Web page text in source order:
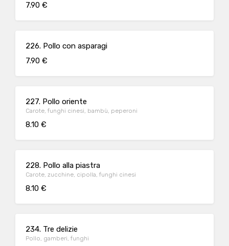
7.90 €
226. Pollo con asparagi
7.90 €
227. Pollo oriente
Carote, funghi cinesi, bambù, peperoni
8.10 €
228. Pollo alla piastra
Carote, zucchine, cipolla, funghi cinesi
8.10 €
234. Tre delizie
Pollo, gamberi, funghi